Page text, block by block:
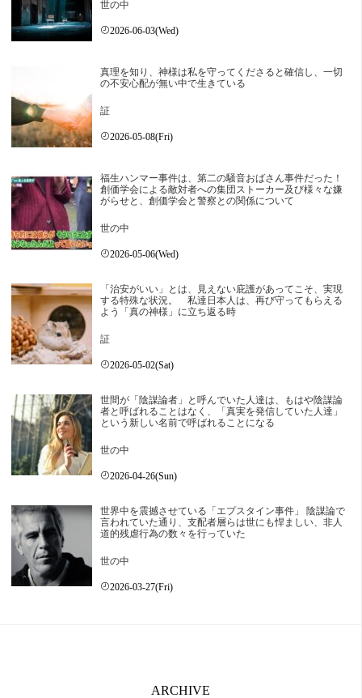
世の中
2026-06-03(Wed)
真理を知り、神様は私を守ってくださると確信し、一切
の不安心配が無い中で生きている
証
2026-05-08(Fri)
福生ハンマー事件は、第二の騒音おばさん事件だった！
創価学会による敵対者への集団ストーカー及び様々な嫌
がらせと、創価学会と警察との関係について
世の中
2026-05-06(Wed)
「治安がいい」とは、見えない庇護があってこそ、実現
する特殊な状況。 私達日本人は、再び守ってもらえる
よう「真の神様」に立ち返る時
証
2026-05-02(Sat)
世間が「陰謀論者」と呼んでいた人達は、もはや陰謀論
者と呼ばれることはなく、「真実を発信していた人達」
という新しい名前で呼ばれることになる
世の中
2026-04-26(Sun)
世界中を震撼させている「エプスタイン事件」 陰謀論で
言われていた通り、支配者層らは世にも悍ましい、非人
道的残虐行為の数々を行っていた
世の中
2026-03-27(Fri)
ARCHIVE